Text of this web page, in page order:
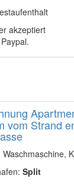
vom Strand
Split